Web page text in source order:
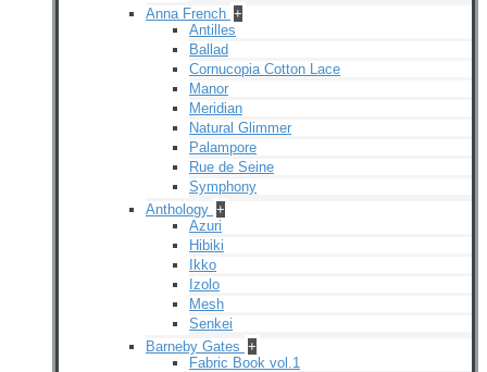
Anna French +
Antilles
Ballad
Cornucopia Cotton Lace
Manor
Meridian
Natural Glimmer
Palampore
Rue de Seine
Symphony
Anthology +
Azuri
Hibiki
Ikko
Izolo
Mesh
Senkei
Barneby Gates +
Fabric Book vol.1